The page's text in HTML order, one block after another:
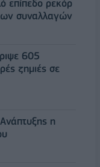
επίπεδο ρεκόρ
συναλλαγών
605
ζημιές σε
η